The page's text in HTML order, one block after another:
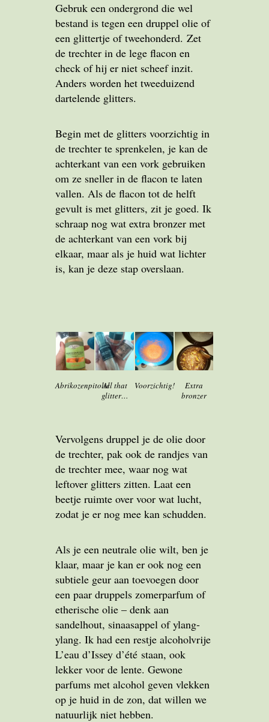
Gebruk een ondergrond die wel
bestand is tegen een druppel olie of
een glittertje of tweehonderd. Zet
de trechter in de lege flacon en
check of hij er niet scheef inzit.
Anders worden het tweeduizend
dartelende glitters.
Begin met de glitters voorzichtig in
de trechter te sprenkelen, je kan de
achterkant van een vork gebruiken
om ze sneller in de flacon te laten
vallen. Als de flacon tot de helft
gevult is met glitters, zit je goed. Ik
schraap nog wat extra bronzer met
de achterkant van een vork bij
elkaar, maar als je huid wat lichter
is, kan je deze stap overslaan.
AbrikozenpitolieAll that
glitter…
Voorzichtig!
Extra
bronzer
Vervolgens druppel je de olie door
de trechter, pak ook de randjes van
de trechter mee, waar nog wat
leftover glitters zitten. Laat een
beetje ruimte over voor wat lucht,
zodat je er nog mee kan schudden.
Als je een neutrale olie wilt, ben je
klaar, maar je kan er ook nog een
subtiele geur aan toevoegen door
een paar druppels zomerparfum of
etherische olie – denk aan
sandelhout, sinaasappel of ylang-
ylang. Ik had een restje alcoholvrije
L’eau d’Issey d’été staan, ook
lekker voor de lente. Gewone
parfums met alcohol geven vlekken
op je huid in de zon, dat willen we
natuurlijk niet hebben.